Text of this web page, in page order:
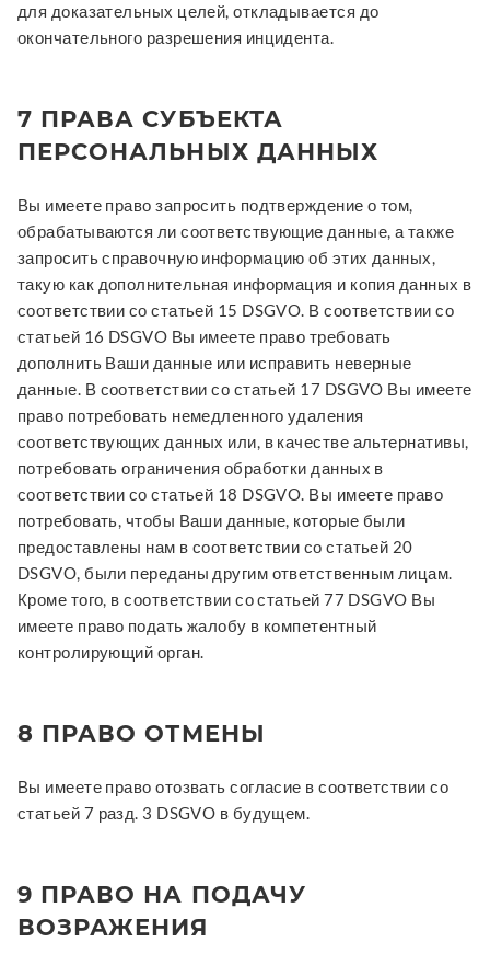
для доказательных целей, откладывается до
окончательного разрешения инцидента.
7 ПРАВА СУБЪЕКТА
ПЕРСОНАЛЬНЫХ ДАННЫХ
Вы имеете право запросить подтверждение о том,
обрабатываются ли соответствующие данные, а также
запросить справочную информацию об этих данных,
такую как дополнительная информация и копия данных в
соответствии со статьей 15 DSGVO. В соответствии со
статьей 16 DSGVO Вы имеете право требовать
дополнить Ваши данные или исправить неверные
данные. В соответствии со статьей 17 DSGVO Вы имеете
право потребовать немедленного удаления
соответствующих данных или, в качестве альтернативы,
потребовать ограничения обработки данных в
соответствии со статьей 18 DSGVO. Вы имеете право
потребовать, чтобы Ваши данные, которые были
предоставлены нам в соответствии со статьей 20
DSGVO, были переданы другим ответственным лицам.
Кроме того, в соответствии со статьей 77 DSGVO Вы
имеете право подать жалобу в компетентный
контролирующий орган.
8 ПРАВО ОТМЕНЫ
Вы имеете право отозвать согласие в соответствии со
статьей 7 разд. 3 DSGVO в будущем.
9 ПРАВО НА ПОДАЧУ
ВОЗРАЖЕНИЯ